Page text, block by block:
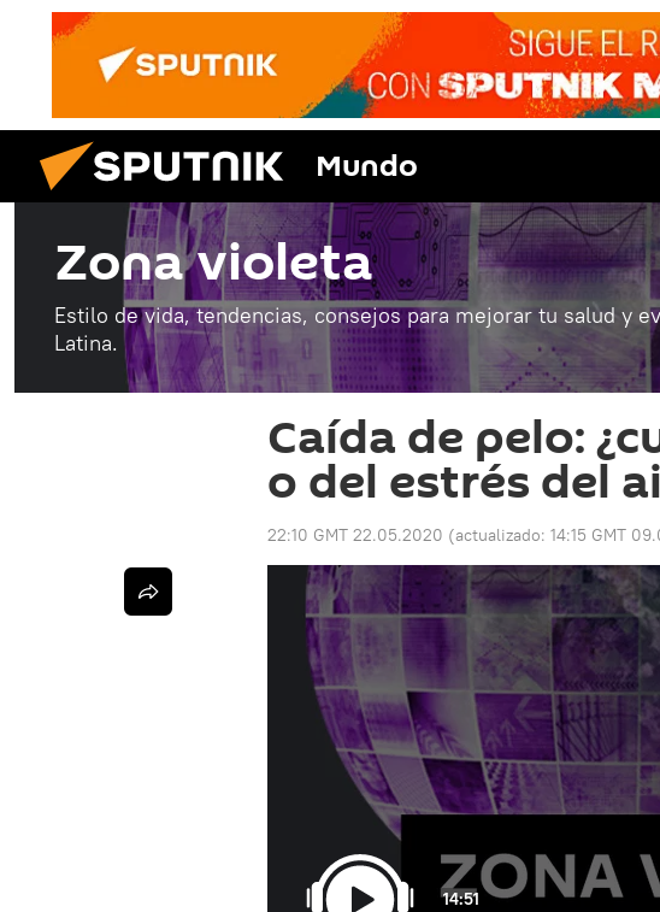
Mundo
Zona violeta
Estilo de vida, tendencias, consejos para mejorar tu salud y
Latina.
Caída de pelo:
o del estrés del
22:10 GMT 22.05.2020 (actualizado: 14:15 GMT
14:51